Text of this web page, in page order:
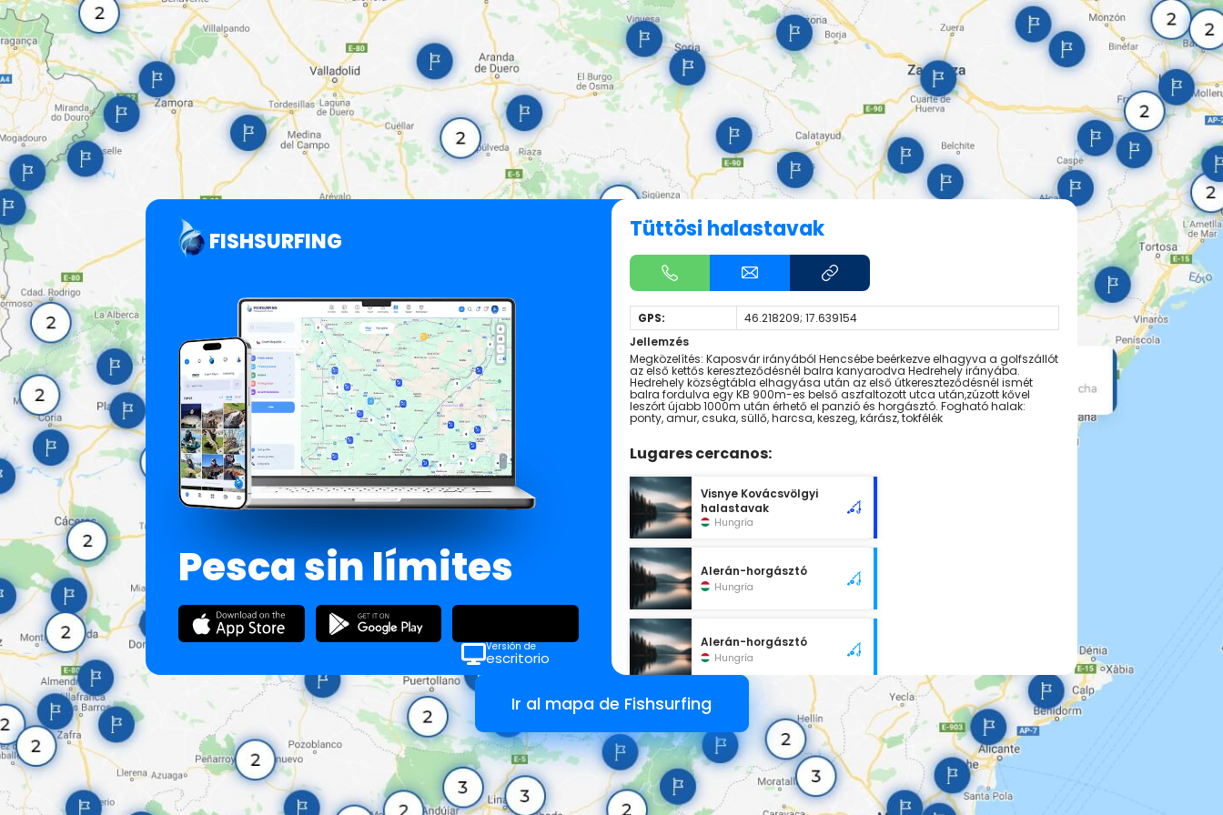
FISHSURFING
Pesca sin límites
Versión de
escritorio
Tüttösi halastavak
GPS:
46.218209; 17.639154
Jellemzés
Megközelítés: Kaposvár irányából Hencsébe beérkezve elhagyva a golfszállót
az első kettős kereszteződésnél balra kanyarodva Hedrehely irányába.
Hedrehely községtábla elhagyása után az első útkereszteződésnél ismét
balra fordulva egy KB 900m-es belső aszfaltozott utca után,zúzott kővel
leszórt újabb 1000m után érhető el panzió és horgásztó. Fogható halak:
ponty, amur, csuka, süllő, harcsa, keszeg, kárász, tokfélék
Lugares cercanos:
Visnye Kovácsvölgyi
halastavak
Hungría
Alerán-horgásztó
Hungría
Alerán-horgásztó
Hungría
Ir al mapa de Fishsurfing